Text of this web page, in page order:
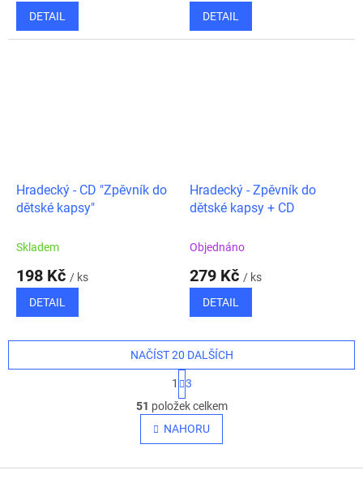
DETAIL
DETAIL
Hradecký - CD "Zpěvník do
dětské kapsy"
Skladem
198 Kč / ks
DETAIL
Hradecký - Zpěvník do
dětské kapsy + CD
Objednáno
279 Kč / ks
DETAIL
O
v
l
á
NAČÍST 20 DALŠÍCH
S
t
r
á
n
k
v
1
3
51 položek celkem
NAHORU